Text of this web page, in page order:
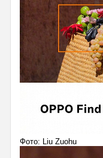
Фото: Liu Zuohu